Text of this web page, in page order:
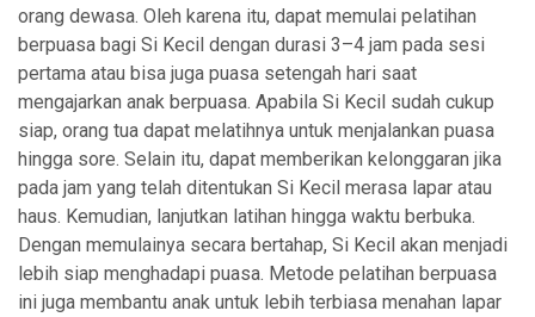
orang dewasa. Oleh karena itu, dapat memulai pelatihan
berpuasa bagi Si Kecil dengan durasi 3–4 jam pada sesi
pertama atau bisa juga puasa setengah hari saat
mengajarkan anak berpuasa. Apabila Si Kecil sudah cukup
siap, orang tua dapat melatihnya untuk menjalankan puasa
hingga sore. Selain itu, dapat memberikan kelonggaran jika
pada jam yang telah ditentukan Si Kecil merasa lapar atau
haus. Kemudian, lanjutkan latihan hingga waktu berbuka.
Dengan memulainya secara bertahap, Si Kecil akan menjadi
lebih siap menghadapi puasa. Metode pelatihan berpuasa
ini juga membantu anak untuk lebih terbiasa menahan lapar